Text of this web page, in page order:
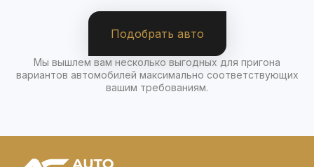
Подобрать авто
Мы вышлем вам несколько выгодных для пригона
вариантов автомобилей максимально соответствующих
вашим требованиям.